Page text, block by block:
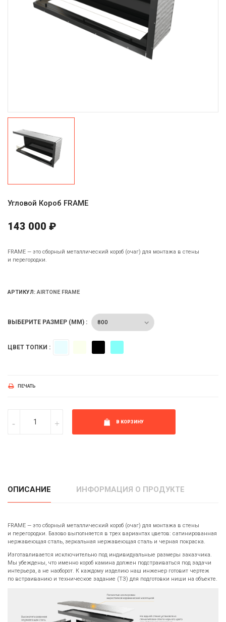
Угловой Короб FRAME
143 000 ₽
FRAME — это сборный металлический короб (очаг) для монтажа в стены
и перегородки.
АРТИКУЛ: AIRTONE FRAME
ВЫБЕРИТЕ РАЗМЕР (ММ) :
ЦВЕТ ТОПКИ :
ЗеркалоЧерныйRAL
ПЕЧАТЬ
В КОРЗИНУ
ОПИСАНИЕ ИНФОРМАЦИЯ О ПРОДУКТЕ
FRAME — это сборный металлический короб (очаг) для монтажа в стены
и перегородки. Базово выполняется в трех вариантах цветов: сатинированная
нержавеющая сталь, зеркальная нержавеющая сталь и черная покраска.
Изготавливается исключительно под индивидуальные размеры заказчика.
Мы убеждены, что именно короб камина должен подстраиваться под задачи
интерьера, а не наоборот. К каждому изделию наш инженер готовит чертеж
по встраиванию и техническое задание (ТЗ) для подготовки ниши на объекте.